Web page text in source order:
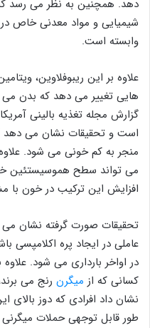
دهد. همچنین به نظر می رسد
وابسته است.
هایی تغییر می دهد که بدن می
منجر به کم خونی می شود.
افزایش این ترکیب در خون با
عاملی در ایجاد پره اکلامپسی
کسانی که از میگرن رنج می
نشان داد افرادی که دوز بالای
طور قابل توجهی حملات